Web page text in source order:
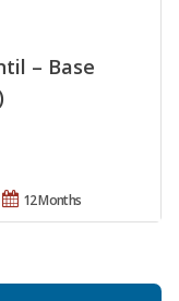
– Base
12 Months